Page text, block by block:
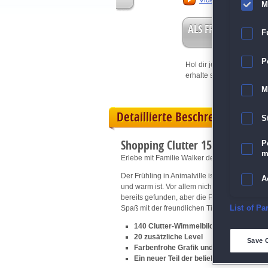
ALS FREISPIEL
Hol dir jetzt deine
erhalte sofort bis zu 15
Detaillierte Beschreibung
Shopping Clutter 15: Around
Erlebe mit Familie Walker den perfekten
Der Frühling in Animalville ist unglaublich!
und warm ist. Vor allem nicht unsere
bereits gefunden, aber die Familie braucht
Spaß mit der freundlichen Tier-Familie
140 Clutter-Wimmelbild-Rätsel
20 zusätzliche Level
Farbenfrohe Grafik und
Ein neuer Teil der beliebten
List of
Save